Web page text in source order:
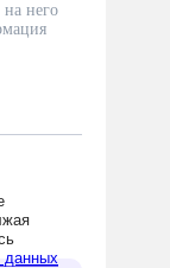
него
данных